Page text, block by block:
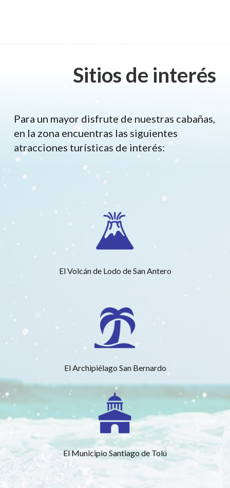
Sitios de interés
Para un mayor disfrute de nuestras cabañas,
en la zona encuentras las siguientes
atracciones turísticas de interés:
El Volcán de Lodo de San Antero
El Archipiélago San Bernardo
El Municipio Santiago de Tolú